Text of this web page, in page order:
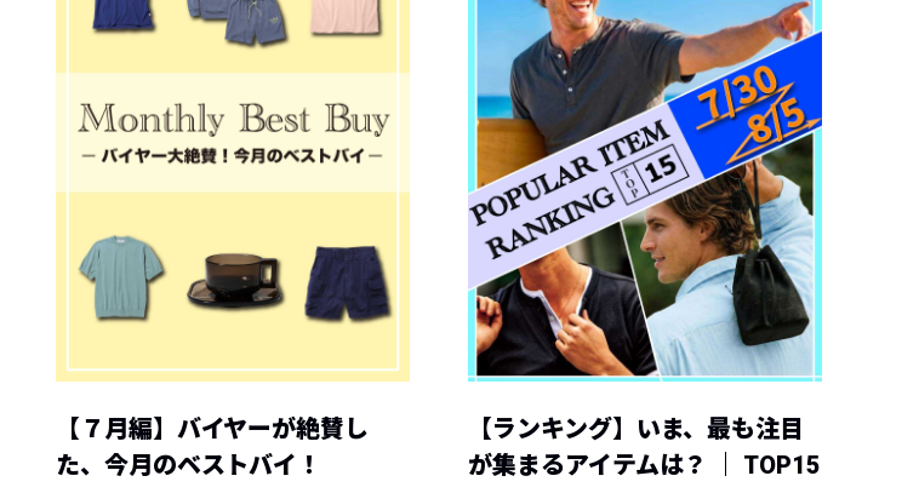
【７月編】バイヤーが絶賛し
た、今月のベストバイ！
【ランキング】いま、最も注目
が集まるアイテムは？ ｜ TOP15